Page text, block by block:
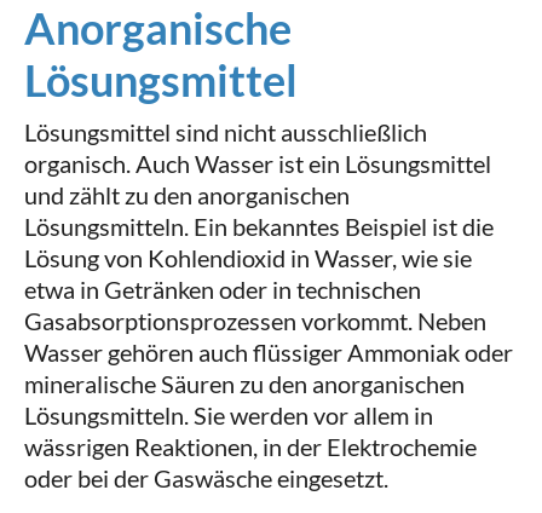
Anorganische
Lösungsmittel
Lösungsmittel sind nicht ausschließlich
organisch. Auch Wasser ist ein Lösungsmittel
und zählt zu den anorganischen
Lösungsmitteln. Ein bekanntes Beispiel ist die
Lösung von Kohlendioxid in Wasser, wie sie
etwa in Getränken oder in technischen
Gasabsorptionsprozessen vorkommt. Neben
Wasser gehören auch flüssiger Ammoniak oder
mineralische Säuren zu den anorganischen
Lösungsmitteln. Sie werden vor allem in
wässrigen Reaktionen, in der Elektrochemie
oder bei der Gaswäsche eingesetzt.